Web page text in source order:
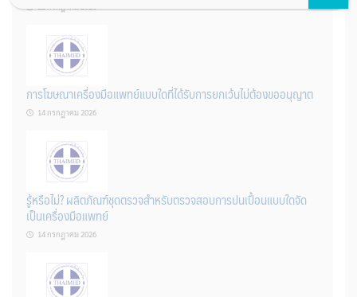
การโฆษณาเครื่องมือแพทย์แบบใดที่ได้รับการยกเว้นไม่ต้องขออนุญาต
14 กรกฎาคม 2026
รู้หรือไม่? ผลิตภัณฑ์ชุดตรวจสําหรับตรวจสอบการปนเปื้อนแบบใดจัด
เป็นเครื่องมือแพทย์
14 กรกฎาคม 2026